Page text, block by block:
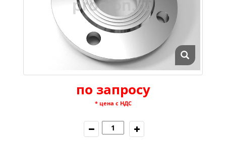
по запросу
* цена с НДС